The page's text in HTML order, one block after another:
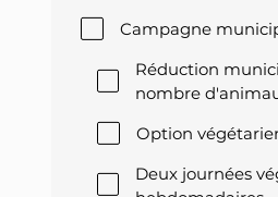
Campagne
Réduction
nombre
Option
Deux journées